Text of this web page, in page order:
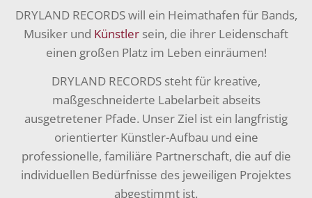
DRYLAND RECORDS will ein Heimathafen für Bands,
Musiker und Künstler sein, die ihrer Leidenschaft
einen großen Platz im Leben einräumen!
DRYLAND RECORDS steht für kreative,
maßgeschneiderte Labelarbeit abseits
ausgetretener Pfade. Unser Ziel ist ein langfristig
orientierter Künstler-Aufbau und eine
professionelle, familiäre Partnerschaft, die auf die
individuellen Bedürfnisse des jeweiligen Projektes
abgestimmt ist.